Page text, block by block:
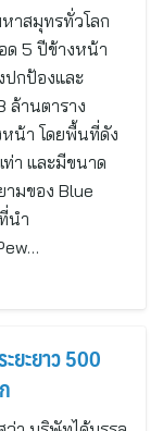
าสมุทรทั่วโลก
ด 5 ปีข้างหน้า
ปกป้องและ
ล้านตาราง
หน้า โดยพื้นที่ดัง
า และมีขนาด
มของ Blue
นำ
ยะยาว 500